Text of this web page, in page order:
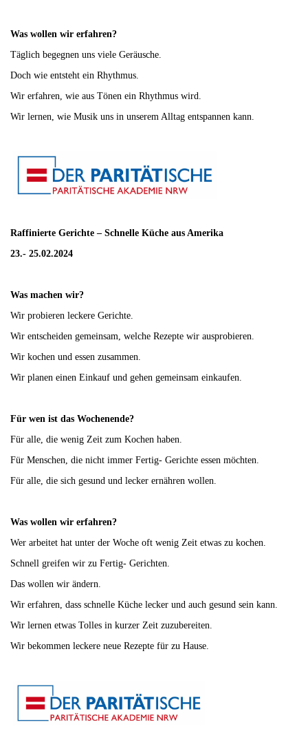
Was wollen wir erfahren?
Täglich begegnen uns viele Geräusche.
Doch wie entsteht ein Rhythmus.
Wir erfahren, wie aus Tönen ein Rhythmus wird.
Wir lernen, wie Musik uns in unserem Alltag entspannen kann.
Raffinierte Gerichte – Schnelle Küche aus Amerika
23.- 25.02.2024
Was machen wir?
Wir probieren leckere Gerichte.
Wir entscheiden gemeinsam, welche Rezepte wir ausprobieren.
Wir kochen und essen zusammen.
Wir planen einen Einkauf und gehen gemeinsam einkaufen.
Für wen ist das Wochenende?
Für alle, die wenig Zeit zum Kochen haben.
Für Menschen, die nicht immer Fertig- Gerichte essen möchten.
Für alle, die sich gesund und lecker ernähren wollen.
Was wollen wir erfahren?
Wer arbeitet hat unter der Woche oft wenig Zeit etwas zu kochen.
Schnell greifen wir zu Fertig- Gerichten.
Das wollen wir ändern.
Wir erfahren, dass schnelle Küche lecker und auch gesund sein kann.
Wir lernen etwas Tolles in kurzer Zeit zuzubereiten.
Wir bekommen leckere neue Rezepte für zu Hause.